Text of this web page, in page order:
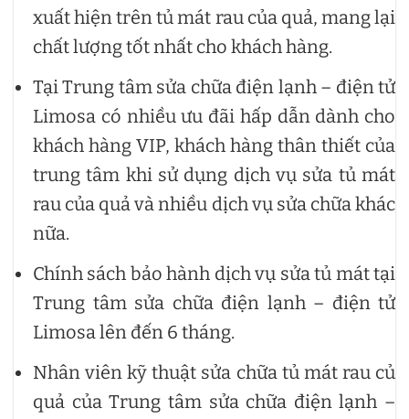
xuất hiện trên tủ mát rau của quả, mang lại
chất lượng tốt nhất cho khách hàng.
Tại Trung tâm sửa chữa điện lạnh – điện tử
Limosa có nhiều ưu đãi hấp dẫn dành cho
khách hàng VIP, khách hàng thân thiết của
trung tâm khi sử dụng dịch vụ sửa tủ mát
rau của quả và nhiều dịch vụ sửa chữa khác
nữa.
Chính sách bảo hành dịch vụ sửa tủ mát tại
Trung tâm sửa chữa điện lạnh – điện tử
Limosa lên đến 6 tháng.
Nhân viên kỹ thuật sửa chữa tủ mát rau củ
quả của Trung tâm sửa chữa điện lạnh –